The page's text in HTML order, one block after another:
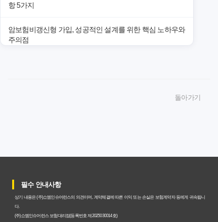
항 5가지
암보험비갱신형 가입, 성공적인 설계를 위한 핵심 노하우와
주의점
갱신형 암보험과 비갱신형, 어떤 차이가 있을까? 내게 맞는
암보험비갱신형, 평생 고정 보험료의 숨겨진 가치와 현명한
선택 기준
돌아가기
필수 안내사항
상기 내용은 (주)쇼엠인슈어런스의 의견이며, 계약체결에 따른 이익 또는 손실은 보험계약자 등에게 귀속됩니
다.
(주)쇼엠인슈어런스 보험대리점(등록번호 제2025030014호)